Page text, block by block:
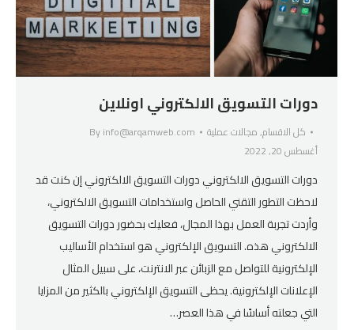
دورات التسويق الالكتروني اونلاين
كل الاقسام,مجالات عملية Byinfo@arqamweb.com
أغسطس 20, 2022
دورات التسويق الالكتروني دورات التسويق الالكتروني إن كنت قد
لاحظت التطور التقني الحاصل واستخدامات التسويق الالكتروني،
وأردت تجربة العمل بهذا المجال، فعليك بحضور دورات التسويق
الالكتروني هذه. التسويق الإلكتروني هو استخدام الأساليب
الإلكترونية للتواصل مع الزبائن عبر الانترنت، على سبيل المثال
الإعلانات الإلكترونية. يحظى التسويق الإلكتروني بالكثير من المزايا
التي جعلته أساسًا في هذا العصر…